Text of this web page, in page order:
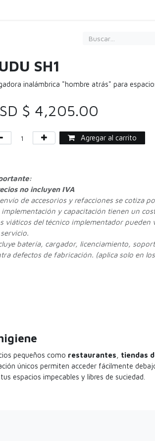
SH1
inalámbrica "hombre atrás" para
$ 4,205.00
Agregar al carrito
no incluyen IVA
de accesorios y refacciones se cotiza
implementación y capacitación tienen un
viáticos del técnico implementador pueden
batería, cargador, licenciamiento,
defectos de fabricación. (aplica solo en
pequeños como restaurantes
tiendas
únicos permiten acceder fácilmente
espacios impecables y libres de suciedad.